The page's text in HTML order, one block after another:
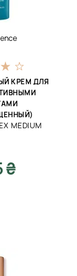
КРЕМ ДЛЯ
MEDIUM
₴